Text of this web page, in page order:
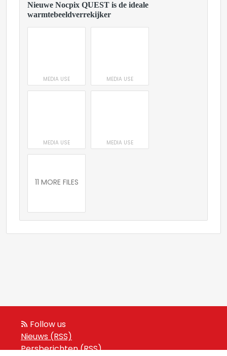
Nieuwe Nocpix QUEST is de ideale
warmtebeeldverrekijker
MEDIA USE MEDIA USE
MEDIA USE MEDIA USE
11 MORE FILES
Follow us
Nieuws (RSS)
Persberichten (RSS)